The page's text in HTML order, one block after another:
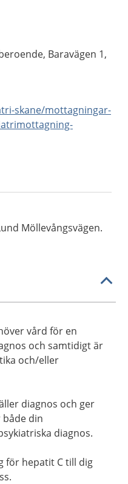
Baravägen 1,
skane/mottagningar-
Möllevångsvägen.
vård för en
och samtidigt är
och/eller
diagnos och ger
din
diagnos.
för hepatit C till dig